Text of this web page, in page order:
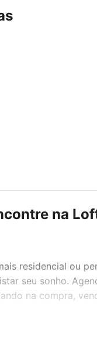
na
residencial ou
seu sonho.
na compra,